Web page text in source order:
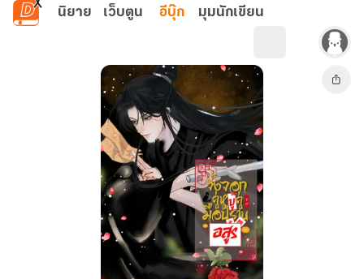
ข้ามไปยังเนื้อหาหลัก
นิยาย เว็บตูน อีบุ๊ก มุมนักเขียน